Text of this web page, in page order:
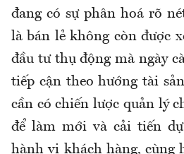
đang có sự phân hoá rõ
là bán lẻ không còn được
đầu tư thụ động mà ngày
tiếp cận theo hướng tài
cần có chiến lược quản lý
để làm mới và cải tiến
hành vi khách hàng, cùng